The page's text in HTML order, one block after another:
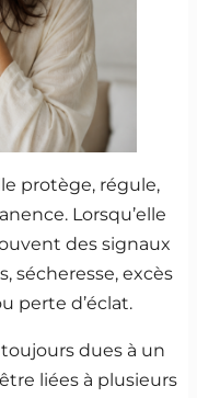
protège, régule,
Lorsqu’elle
des signaux
sécheresse, excès
perte d’éclat.
dues à un
liées à plusieurs